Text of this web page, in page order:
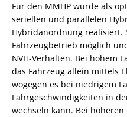
Für den MMHP wurde als
seriellen und parallelen
Hybridanordnung realisiert.
Fahrzeugbetrieb möglich
NVH-Verhalten. Bei hohem
das Fahrzeug allein mittels
wogegen es bei niedrigem
Fahrgeschwindigkeiten in
wechseln kann. Bei